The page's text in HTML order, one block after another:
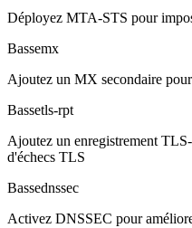
Déployez MTA-STS pour
Bassemx
Ajoutez un MX secondaire
Bassetls-rpt
Ajoutez un enregistrement
d'échecs TLS
Bassednssec
Activez DNSSEC pour